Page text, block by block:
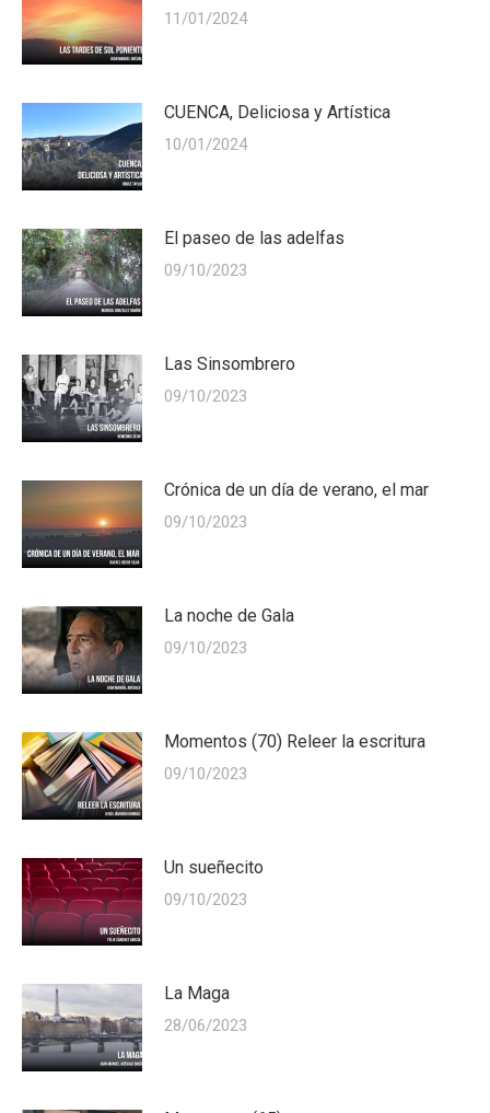
11/01/2024
CUENCA, Deliciosa y Artística
10/01/2024
El paseo de las adelfas
09/10/2023
Las Sinsombrero
09/10/2023
Crónica de un día de verano, el mar
09/10/2023
La noche de Gala
09/10/2023
Momentos (70) Releer la escritura
09/10/2023
Un sueñecito
09/10/2023
La Maga
28/06/2023